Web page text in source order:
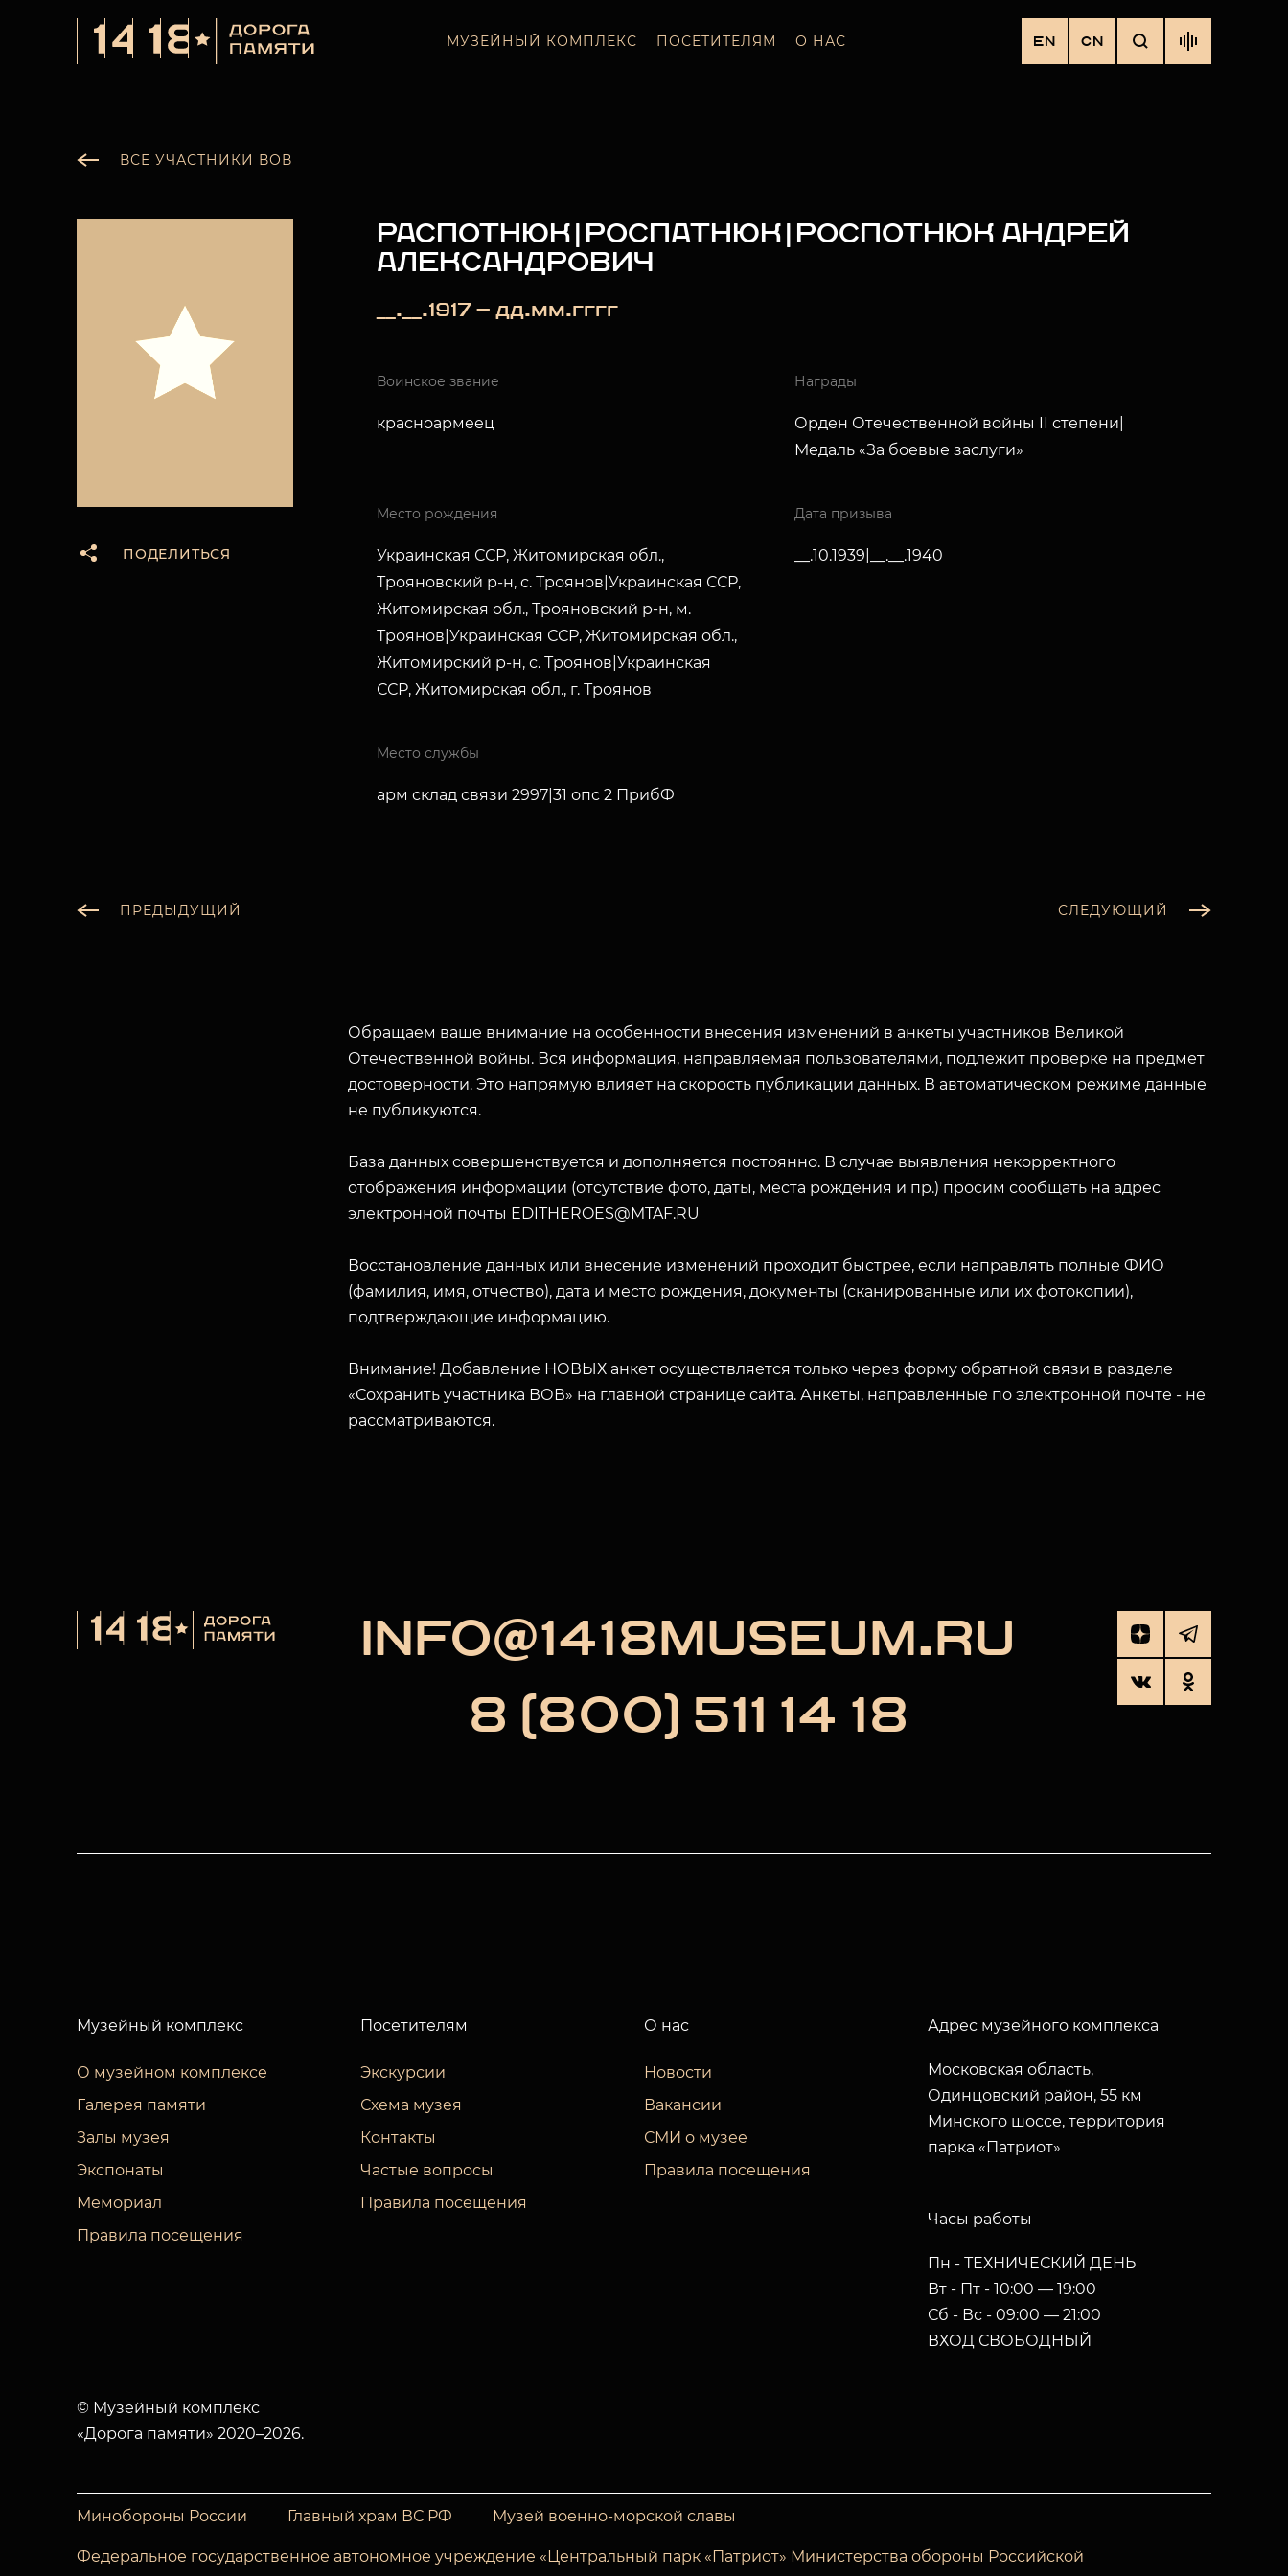
МУЗЕЙНЫЙ КОМПЛЕКС ПОСЕТИТЕЛЯМ О НАС EN CN
ВСЕ УЧАСТНИКИ ВОВ
ПОДЕЛИТЬСЯ
РАСПОТНЮК|РОСПАТНЮК|РОСПОТНЮК АНДРЕЙ
АЛЕКСАНДРОВИЧ
__.__.1917 — дд.мм.гггг
Воинское звание
красноармеец
Награды
Орден Отечественной войны II степени|
Медаль «За боевые заслуги»
Место рождения
Украинская ССР, Житомирская обл.,
Трояновский р-н, с. Троянов|Украинская ССР,
Житомирская обл., Трояновский р-н, м.
Троянов|Украинская ССР, Житомирская обл.,
Житомирский р-н, с. Троянов|Украинская
ССР, Житомирская обл., г. Троянов
Дата призыва
__.10.1939|__.__.1940
Место службы
арм склад связи 2997|31 опс 2 ПрибФ
ПРЕДЫДУЩИЙ СЛЕДУЮЩИЙ
Обращаем ваше внимание на особенности внесения изменений в анкеты участников Великой
Отечественной войны. Вся информация, направляемая пользователями, подлежит проверке на предмет
достоверности. Это напрямую влияет на скорость публикации данных. В автоматическом режиме данные
не публикуются.
База данных совершенствуется и дополняется постоянно. В случае выявления некорректного
отображения информации (отсутствие фото, даты, места рождения и пр.) просим сообщать на адрес
электронной почты EDITHEROES@MTAF.RU
Восстановление данных или внесение изменений проходит быстрее, если направлять полные ФИО
(фамилия, имя, отчество), дата и место рождения, документы (сканированные или их фотокопии),
подтверждающие информацию.
Внимание! Добавление НОВЫХ анкет осуществляется только через форму обратной связи в разделе
«Сохранить участника ВОВ» на главной странице сайта. Анкеты, направленные по электронной почте - не
рассматриваются.
INFO@1418MUSEUM.RU
8 (800) 511 14 18
Музейный комплекс
О музейном комплексе
Галерея памяти
Залы музея
Экспонаты
Мемориал
Правила посещения
Посетителям
Экскурсии
Схема музея
Контакты
Частые вопросы
Правила посещения
О нас
Новости
Вакансии
СМИ о музее
Правила посещения
Адрес музейного комплекса
Московская область,
Одинцовский район, 55 км
Минского шоссе, территория
парка «Патриот»
Часы работы
Пн - ТЕХНИЧЕСКИЙ ДЕНЬ
Вт - Пт - 10:00 — 19:00
Сб - Вс - 09:00 — 21:00
ВХОД СВОБОДНЫЙ
© Музейный комплекс
«Дорога памяти» 2020–2026.
Минобороны России Главный храм ВС РФ Музей военно-морской славы
Федеральное государственное автономное учреждение «Центральный парк «Патриот» Министерства обороны Российской